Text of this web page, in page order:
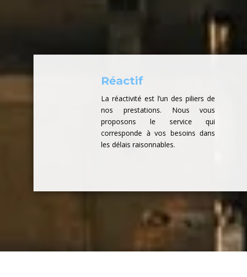
Réactif
La réactivité est l’un des piliers de
nos prestations. Nous vous
proposons le service qui
corresponde à vos besoins dans
les délais raisonnables.